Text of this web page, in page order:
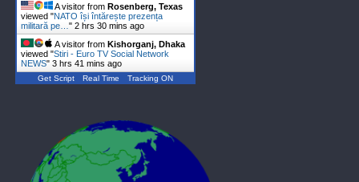
A visitor from Rosenberg, Texas
viewed "NATO își întărește prezența
militară pe… " 2 hrs 30 mins ago
A visitor from Kishorganj, Dhaka
viewed "Stiri - Euro TV Social Network
NEWS" 3 hrs 41 mins ago
Get Script Real Time Tracking ON